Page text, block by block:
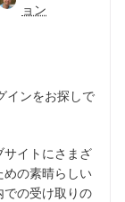
ョン
インをお探しで
サイトにさまざ
めの素晴らしい
での受け取りの